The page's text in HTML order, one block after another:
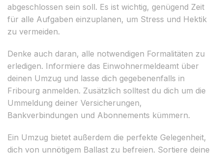
abgeschlossen sein soll. Es ist wichtig, genügend Zeit
für alle Aufgaben einzuplanen, um Stress und Hektik
zu vermeiden.
Denke auch daran, alle notwendigen Formalitäten zu
erledigen. Informiere das Einwohnermeldeamt über
deinen Umzug und lasse dich gegebenenfalls in
Fribourg anmelden. Zusätzlich solltest du dich um die
Ummeldung deiner Versicherungen,
Bankverbindungen und Abonnements kümmern.
Ein Umzug bietet außerdem die perfekte Gelegenheit,
dich von unnötigem Ballast zu befreien. Sortiere deine